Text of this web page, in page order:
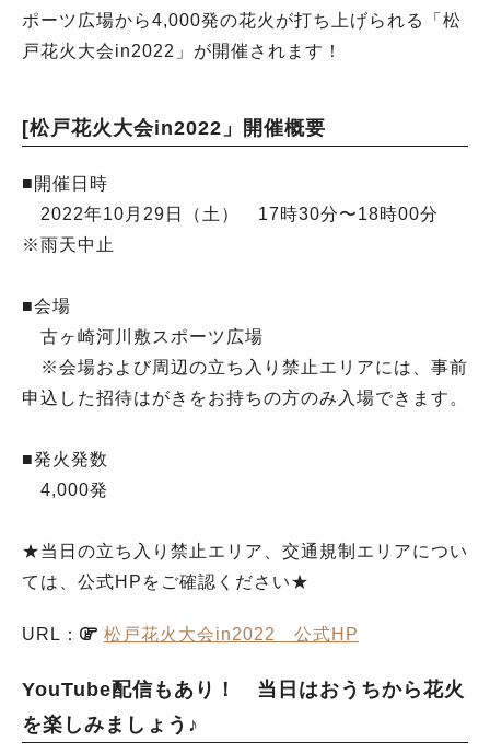
ポーツ広場から4,000発の花火が打ち上げられる「松
戸花火大会in2022」が開催されます！
[松戸花火大会in2022」開催概要
■開催日時
2022年10月29日（土） 17時30分〜18時00分
※雨天中止
■会場
古ヶ崎河川敷スポーツ広場
※会場および周辺の立ち入り禁止エリアには、事前
申込した招待はがきをお持ちの方のみ入場できます。
■発火発数
4,000発
★当日の立ち入り禁止エリア、交通規制エリアについ
ては、公式HPをご確認ください★
URL： 松戸花火大会in2022 公式HP
YouTube配信もあり！ 当日はおうちから花火
を楽しみましょう♪